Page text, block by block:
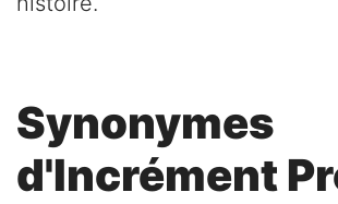
Synonymes
d'Incrément